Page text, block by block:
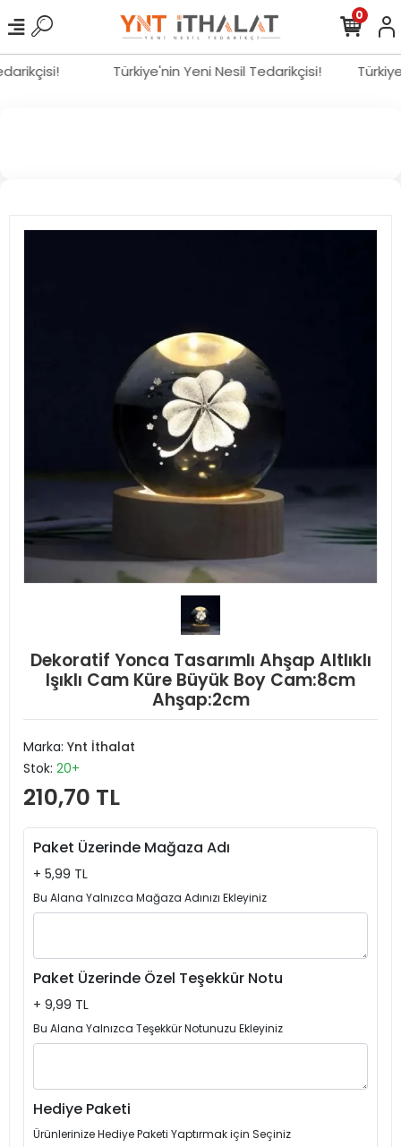
Türkiye'nin Yeni Nesil Tedarikçisi!
0
Dekoratif Yonca Tasarımlı Ahşap Altlıklı
Işıklı Cam Küre Büyük Boy Cam:8cm
Ahşap:2cm
Marka: Ynt İthalat
Stok: 20+
210,70 TL
Paket Üzerinde Mağaza Adı
+ 5,99 TL
Bu Alana Yalnızca Mağaza Adınızı Ekleyiniz
Paket Üzerinde Özel Teşekkür Notu
+ 9,99 TL
Bu Alana Yalnızca Teşekkür Notunuzu Ekleyiniz
Hediye Paketi
Ürünlerinize Hediye Paketi Yaptırmak için Seçiniz